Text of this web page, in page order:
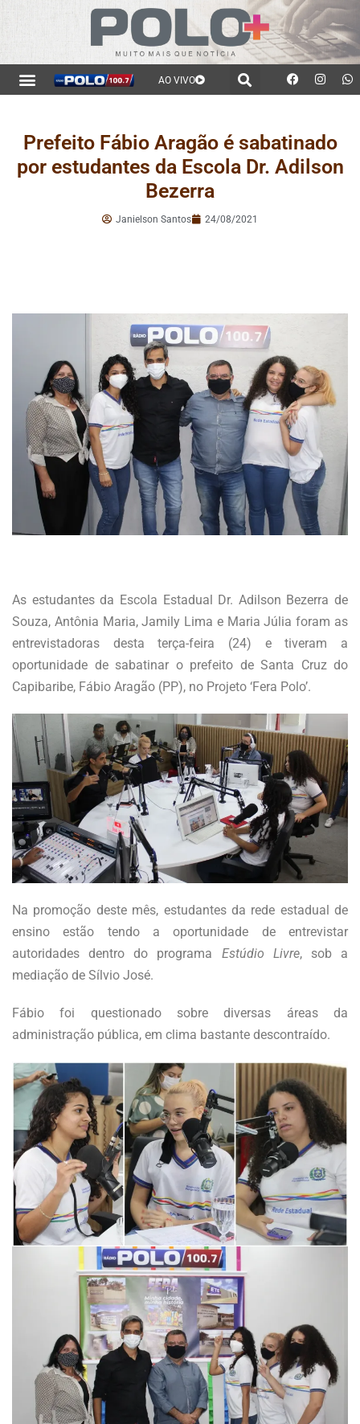
AO VIVO
Prefeito Fábio Aragão é sabatinado
por estudantes da Escola Dr. Adilson
Bezerra
Janielson Santos 24/08/2021
As estudantes da Escola Estadual Dr. Adilson Bezerra de
Souza, Antônia Maria, Jamily Lima e Maria Júlia foram as
entrevistadoras desta terça-feira (24) e tiveram a
oportunidade de sabatinar o prefeito de Santa Cruz do
Capibaribe, Fábio Aragão (PP), no Projeto ‘Fera Polo’.
Na promoção deste mês, estudantes da rede estadual de
ensino estão tendo a oportunidade de entrevistar
autoridades dentro do programa Estúdio Livre, sob a
mediação de Sílvio José.
Fábio foi questionado sobre diversas áreas da
administração pública, em clima bastante descontraído.